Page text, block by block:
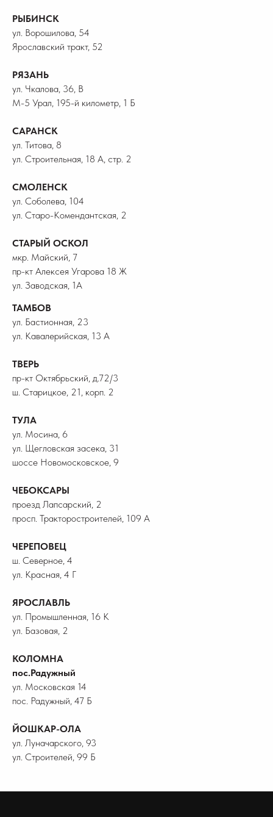
РЫБИНСК
ул. Ворошилова, 54
Ярославский тракт, 52
РЯЗАНЬ
ул. Чкалова, 36, В
М-5 Урал, 195-й километр, 1 Б
САРАНСК
ул. Титова, 8
ул. Строительная, 18 А, стр. 2
СМОЛЕНСК
ул. Соболева, 104
ул. Старо-Комендантская, 2
СТАРЫЙ ОСКОЛ
мкр. Майский, 7
пр-кт Алексея Угарова 18 Ж
ул. Заводская, 1А
ТАМБОВ
ул. Бастионная, 23
ул. Кавалерийская, 13 А
ТВЕРЬ
пр-кт Октябрьский, д.72/3
ш. Старицкое, 21, корп. 2
ТУЛА
ул. Мосина, 6
ул. Щегловская засека, 31
шоссе Новомосковское, 9
ЧЕБОКСАРЫ
проезд Лапсарский, 2
просп. Тракторостроителей, 109 А
ЧЕРЕПОВЕЦ
ш. Северное, 4
ул. Красная, 4 Г
ЯРОСЛАВЛЬ
ул. Промышленная, 16 К
ул. Базовая, 2
КОЛОМНА
пос.Радужный
ул. Московская 14
пос. Радужный, 47 Б
ЙОШКАР-ОЛА
ул. Луначарского, 93
ул. Строителей, 99 Б